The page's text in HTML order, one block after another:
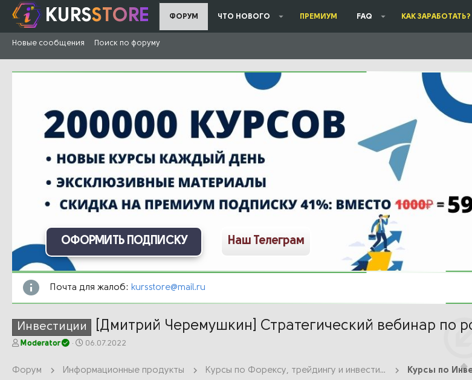
KURSSTORE ФОРУМ ЧТО НОВОГО ПРЕМИУМ FAQ КАК ЗАРАБОТАТЬ?
Новые сообщения Поиск по форуму
ОФОРМИТЬ ПОДПИСКУ Наш Телеграм
Почта для жалоб: kursstore@mail.ru
Инвестиции [Дмитрий Черемушкин] Стратегический вебинар по
А
о
Moderator
Д
а
06.07.2022
Форум Информационные продукты Курсы по Форексу, трейдингу и инвестициям Курсы по